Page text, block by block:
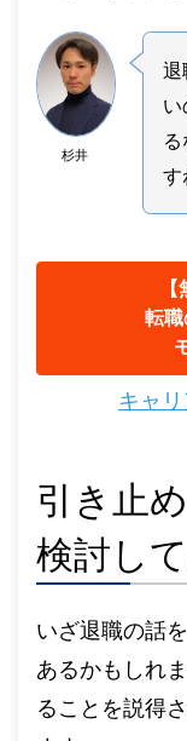
杉井
退
い
す
転
キャ
引き止
検討し
いざ退職の話
あるかもしれ
ることを説得